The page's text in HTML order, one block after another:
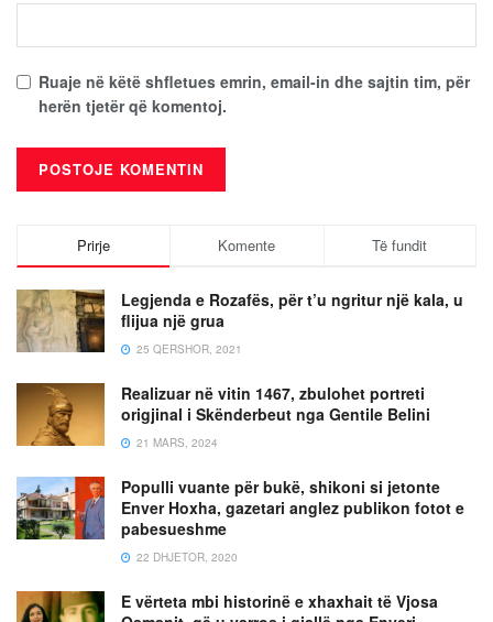
Ruaje në këtë shfletues emrin, email-in dhe sajtin tim, për
herën tjetër që komentoj.
Prirje Komente Të fundit
Legjenda e Rozafës, për t’u ngritur një kala, u
flijua një grua
25 QERSHOR, 2021
Realizuar në vitin 1467, zbulohet portreti
origjinal i Skënderbeut nga Gentile Belini
21 MARS, 2024
Populli vuante për bukë, shikoni si jetonte
Enver Hoxha, gazetari anglez publikon fotot e
pabesueshme
22 DHJETOR, 2020
E vërteta mbi historinë e xhaxhait të Vjosa